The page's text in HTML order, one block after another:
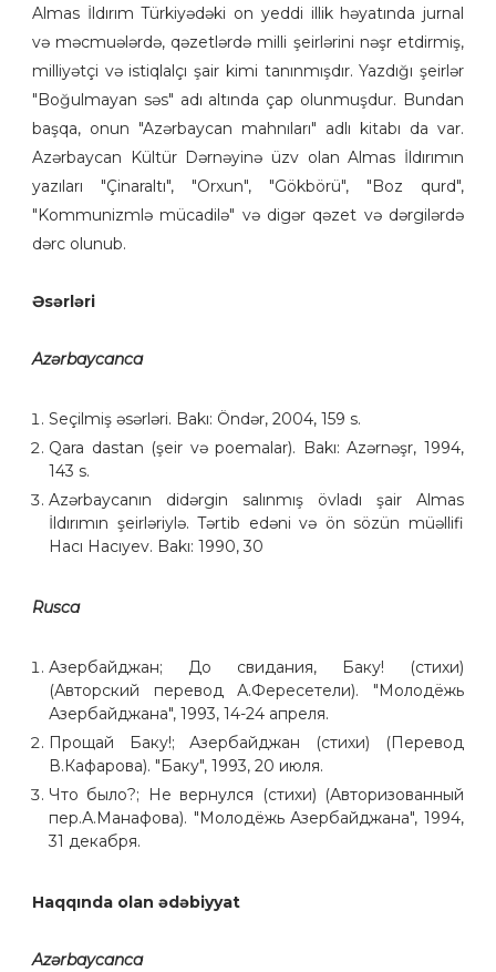
Almas İldırım Türkiyədəki on yeddi illik həyatında jurnal
və məcmuələrdə, qəzetlərdə milli şeirlərini nəşr etdirmiş,
milliyətçi və istiqlalçı şair kimi tanınmışdır. Yazdığı şeirlər
"Boğulmayan səs" adı altında çap olunmuşdur. Bundan
başqa, onun "Azərbaycan mahnıları" adlı kitabı da var.
Azərbaycan Kültür Dərnəyinə üzv olan Almas İldırımın
yazıları "Çinaraltı", "Orxun", "Gökbörü", "Boz qurd",
"Kommunizmlə mücadilə" və digər qəzet və dərgilərdə
dərc olunub.
Əsərləri
Azərbaycanca
Seçilmiş əsərləri. Bakı: Öndər, 2004, 159 s.
Qara dastan (şeir və poemalar). Bakı: Azərnəşr, 1994,
143 s.
Azərbaycanın didərgin salınmış övladı şair Almas
İldırımın şeirləriylə. Tərtib edəni və ön sözün müəllifi
Hacı Hacıyev. Bakı: 1990, 30
Rusca
Азербайджан; До свидания, Баку! (стихи)
(Авторский перевод А.Фересетели). "Молодёжь
Азербайджана", 1993, 14-24 апреля.
Прощай Баку!; Азербайджан (стихи) (Перевод
В.Кафарова). "Баку", 1993, 20 июля.
Что было?; Не вернулся (стихи) (Авторизованный
пер.А.Манафова). "Молодёжь Азербайджана", 1994,
31 декабря.
Haqqında olan ədəbiyyat
Azərbaycanca